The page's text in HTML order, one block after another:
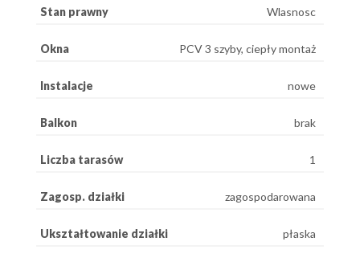
Stan prawny Wlasnosc
Okna PCV 3 szyby, ciepły montaż
Instalacje nowe
Balkon brak
Liczba tarasów 1
Zagosp. działki zagospodarowana
Ukształtowanie działki płaska